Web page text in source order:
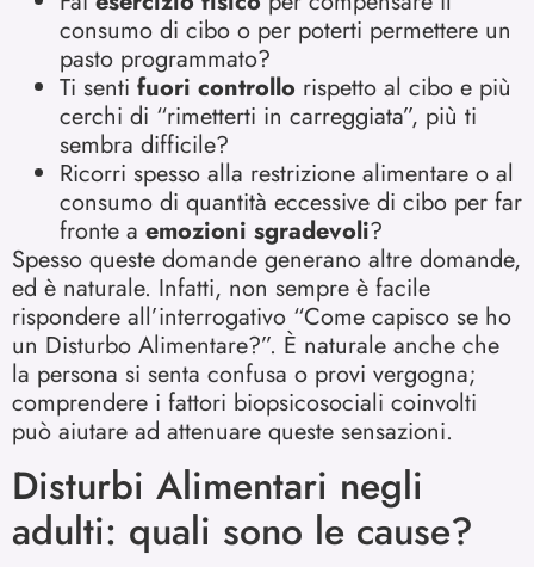
consumo di cibo o per poterti permettere un
pasto programmato?
Ti senti fuori controllo rispetto al cibo e più
cerchi di “rimetterti in carreggiata”, più ti
sembra difficile?
Ricorri spesso alla restrizione alimentare o al
consumo di quantità eccessive di cibo per far
fronte a emozioni sgradevoli?
Spesso queste domande generano altre domande,
ed è naturale. Infatti, non sempre è facile
rispondere all’interrogativo “Come capisco se ho
un Disturbo Alimentare?”. È naturale anche che
la persona si senta confusa o provi vergogna;
comprendere i fattori biopsicosociali coinvolti
può aiutare ad attenuare queste sensazioni.
Disturbi Alimentari negli
adulti: quali sono le cause?